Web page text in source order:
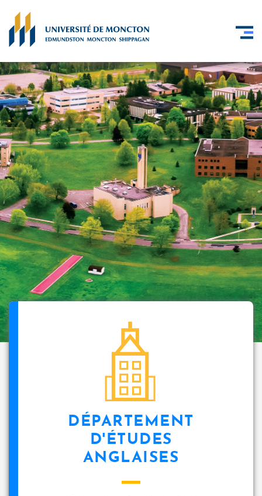
DÉPARTEMENT
D'ÉTUDES
ANGLAISES